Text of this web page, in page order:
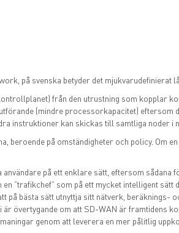
på svenska betyder det mjukvarudefinierat
från den utrustning som kopplar
(mindre processorkapacitet) eftersom
instruktioner kan skickas till samtliga noder i
beroende på omständigheter och policy. Om
på ett enklare sätt, eftersom sådana
”trafikchef” som på ett mycket intelligent
på bästa sätt utnyttja sitt nätverk,
övertygande om att SD-WAN är framtidens
genom att leverera en mer pålitlig